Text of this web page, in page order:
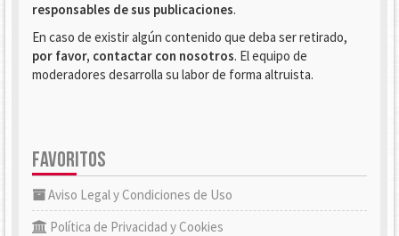
responsables de sus publicaciones.
En caso de existir algún contenido que deba ser retirado,
por favor, contactar con nosotros. El equipo de
moderadores desarrolla su labor de forma altruista.
FAVORITOS
Aviso Legal y Condiciones de Uso
Política de Privacidad y Cookies